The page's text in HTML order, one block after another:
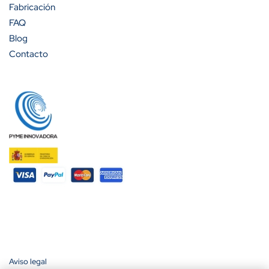
Fabricación
FAQ
Blog
Contacto
Aviso legal